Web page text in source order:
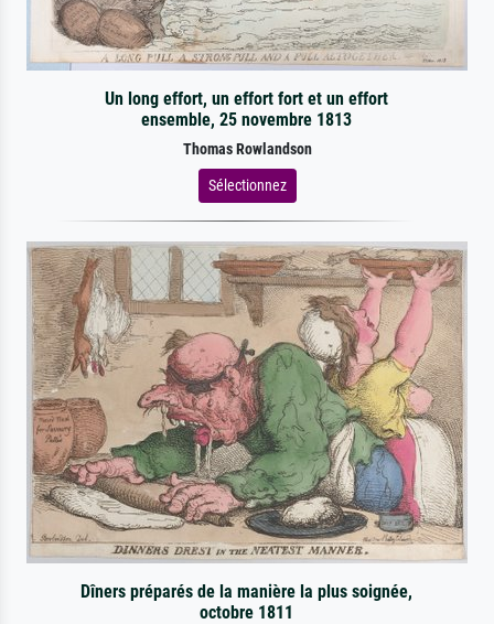
Un long effort, un effort fort et un effort
ensemble, 25 novembre 1813
Thomas Rowlandson
Sélectionnez
Dîners préparés de la manière la plus soignée,
octobre 1811